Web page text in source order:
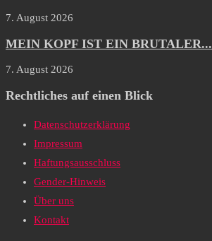
7. August 2026
MEIN KOPF IST EIN BRUTALER...
7. August 2026
Rechtliches auf einen Blick
Datenschutzerklärung
Impressum
Haftungsausschluss
Gender-Hinweis
Über uns
Kontakt